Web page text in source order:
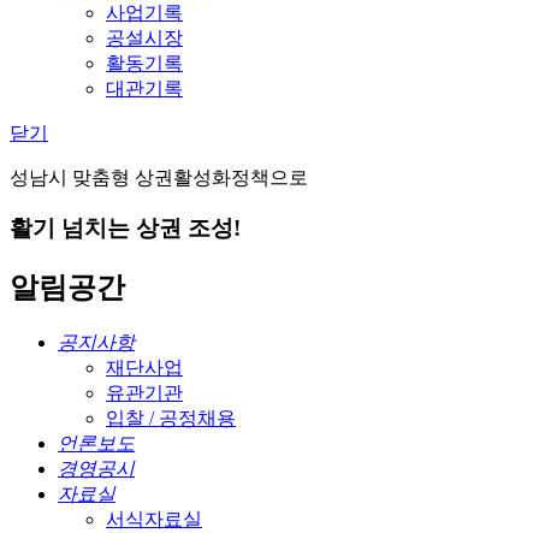
사업기록
공설시장
활동기록
대관기록
닫기
성남시 맞춤형 상권활성화정책으로
활기 넘치는 상권 조성!
알림공간
공지사항
재단사업
유관기관
입찰 / 공정채용
언론보도
경영공시
자료실
서식자료실